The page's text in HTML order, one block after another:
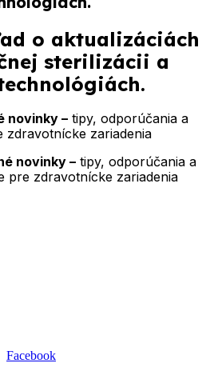
o aktualizáciách
sterilizácii a
novinky – tipy, odporúčania a
zariadenia
novinky –tipy, odporúčania a
pre zdravotnícke zariadenia
Facebook